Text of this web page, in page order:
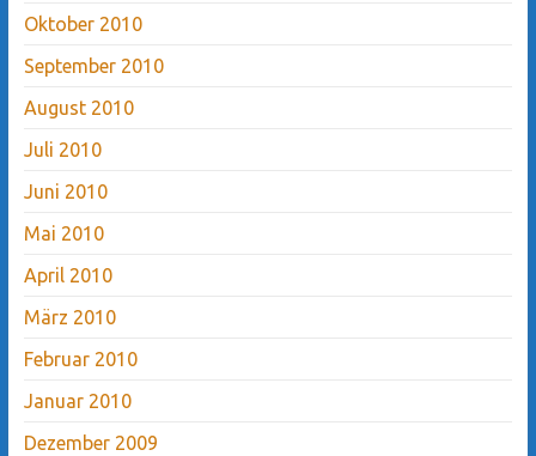
Oktober 2010
September 2010
August 2010
Juli 2010
Juni 2010
Mai 2010
April 2010
März 2010
Februar 2010
Januar 2010
Dezember 2009